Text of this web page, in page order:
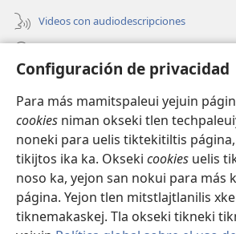
Configuración de privacidad
Para más mamitspaleui yejuin
cookies niman okseki tlen
noneki para uelis tiktekitiltis
tikijtos ika ka. Okseki cookies uelis
noso ka, yejon san nokui para más
página. Yejon tlen mitstlajtlanilis
tiknemakaskej. Tla okseki tikneki
Videos con audiodescripciones
(abre
nueva
ventana)
Biblioteca ipan Internet Watchtower
(abre
una
nueva
ventana)
JW Hub ®
(abre
una
nueva
ventana)